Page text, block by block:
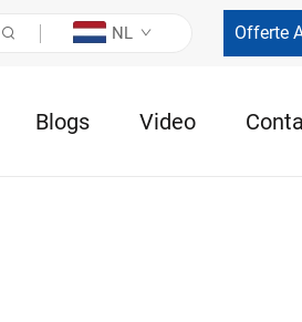
NL Offerte
Blogs Video